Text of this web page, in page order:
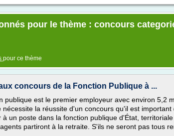
pour le thème : concours
pour ce thème
concours de la Fonction Publique à ...
publique est le premier employeur avec environ 5,2
nécessite la réussite d'un concours qu'il est
un poste dans la fonction publique d'État, territoriale
partiront à la retraite. S'ils ne seront pas tous